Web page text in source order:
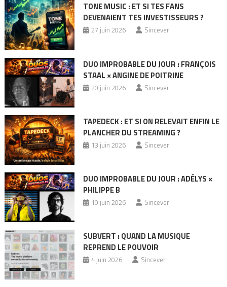
TONE MUSIC : ET SI TES FANS
DEVENAIENT TES INVESTISSEURS ?
27 juin 2026 Sincever
DUO IMPROBABLE DU JOUR : FRANÇOIS
STAAL × ANGINE DE POITRINE
20 juin 2026 Sincever
TAPEDECK : ET SI ON RELEVAIT ENFIN LE
PLANCHER DU STREAMING ?
13 juin 2026 Sincever
DUO IMPROBABLE DU JOUR : ADÉLYS ×
PHILIPPE B
10 juin 2026 Sincever
SUBVERT : QUAND LA MUSIQUE
REPREND LE POUVOIR
4 juin 2026 Sincever